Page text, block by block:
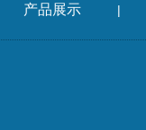
产品展示 |